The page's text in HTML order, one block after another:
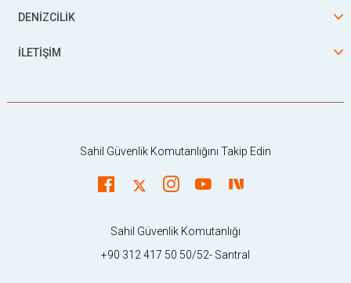
DENİZCİLİK
İLETİŞİM
Sahil Güvenlik Komutanlığını Takip Edin
Sahil Güvenlik Komutanlığı
+90 312 417 50 50/52- Santral